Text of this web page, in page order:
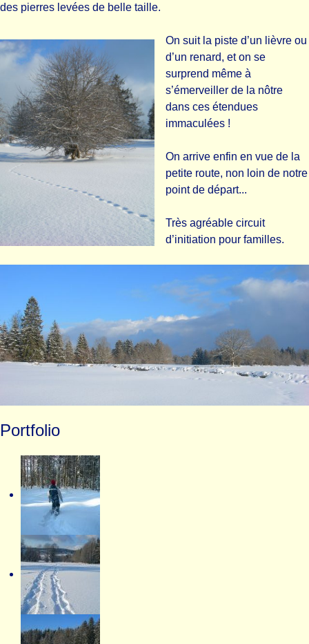
des pierres levées de belle taille.
On suit la piste d’un lièvre ou
d’un renard, et on se
surprend même à
s’émerveiller de la nôtre
dans ces étendues
immaculées !
On arrive enfin en vue de la
petite route, non loin de notre
point de départ...
Très agréable circuit
d’initiation pour familles.
Portfolio